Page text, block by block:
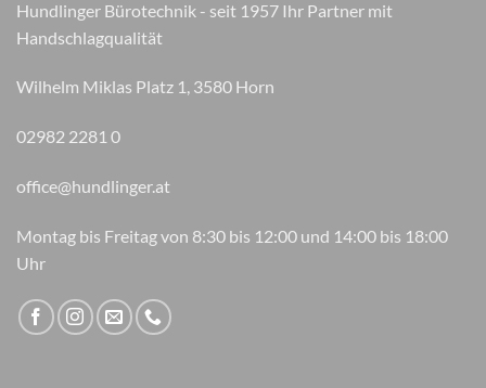
auf
der
gewählt
Hundlinger Bürotechnik - seit 1957 Ihr Partner mit
Handschlagqualität
Wilhelm Miklas Platz 1, 3580 Horn
02982 2281 0
office@hundlinger.at
Montag bis Freitag von 8:30 bis 12:00 und 14:00 bis 18:00
Uhr